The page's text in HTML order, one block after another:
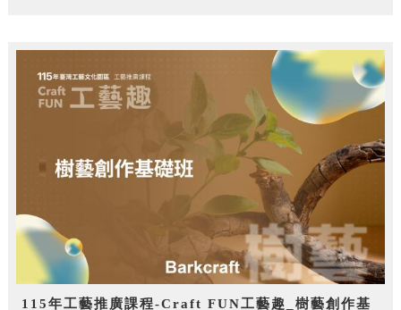
115年工藝推廣課程-Craft FUN工藝趣_樹藝創作基